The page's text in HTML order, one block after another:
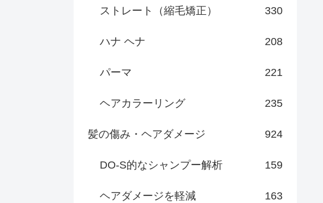
ストレート（縮毛矯正） 330
ハナ ヘナ 208
パーマ 221
ヘアカラーリング 235
髪の傷み・ヘアダメージ 924
DO-S的なシャンプー解析 159
ヘアダメージを軽減 163